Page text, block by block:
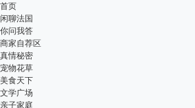
首页
闲聊法国
你问我答
商家自荐区
真情秘密
宠物花草
美食天下
文学广场
亲子家庭